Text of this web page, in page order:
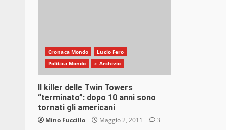
Cronaca Mondo
Lucio Fero
Politica Mondo
z_Archivio
Il killer delle Twin Towers
“terminato”: dopo 10 anni sono
tornati gli americani
Mino Fuccillo Maggio 2, 2011 3